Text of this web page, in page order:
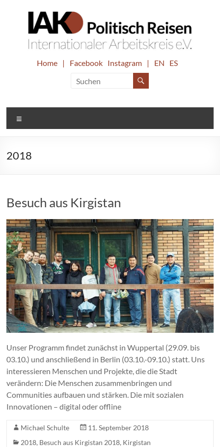
IAK.
Reisen
Internationaler
Home | Facebook Instagram | EN ES
2018
Besuch aus Kirgistan
Unser Programm findet zunächst in Wuppertal (29.09. bis
03.10.) und anschließend in Berlin (03.10.-09.10.) statt. Uns
interessieren Menschen und Projekte, die die Stadt
verändern: Die Menschen zusammenbringen und
Communities aufbauen und stärken. Die mit sozialen
Innovationen – digital oder offline
Michael Schulte
11. September 2018
2018, Besuch aus Kirgistan 2018, Kirgistan